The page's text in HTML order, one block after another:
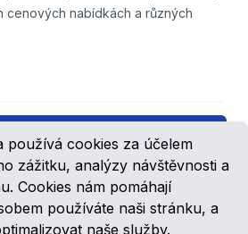
používá cookies za účelem
zážitku, analýzy návštěvnosti a
Cookies nám pomáhají
používáte naši stránku, a
naše služby.
cenových nabídkách a různých
Přihlášení